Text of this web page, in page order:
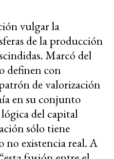
vulgar la
de la producción
Marcó del
definen con
de valorización
en su conjunto
del capital
sólo tiene
no existencia real. A